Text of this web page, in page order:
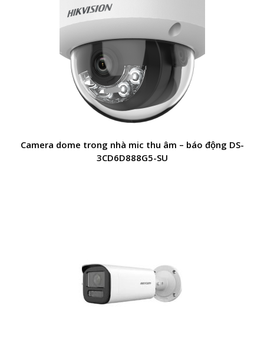
Camera dome trong nhà mic thu âm – báo động DS-
3CD6D888G5-SU